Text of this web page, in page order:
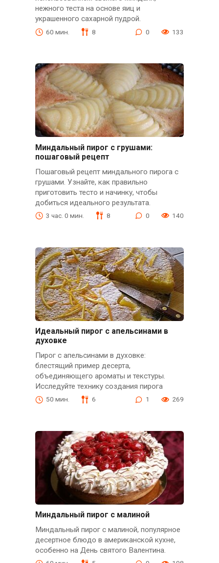
нежного теста на основе яиц и
украшенного сахарной пудрой.
60 мин. 8 0 133
Миндальный пирог с грушами:
пошаговый рецепт
Пошаговый рецепт миндального пирога с
грушами. Узнайте, как правильно
приготовить тесто и начинку, чтобы
добиться идеального результата.
3 час. 0 мин. 8 0 140
Идеальный пирог с апельсинами в
духовке
Пирог с апельсинами в духовке:
блестящий пример десерта,
объединяющего ароматы и текстуры.
Исследуйте технику создания пирога
50 мин. 6 1 269
Миндальный пирог с малиной
Миндальный пирог с малиной, популярное
десертное блюдо в американской кухне,
особенно на День святого Валентина.